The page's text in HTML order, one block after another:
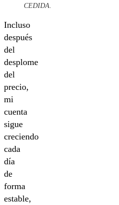
CEDIDA.
Incluso
después
del
desplome
del
precio,
mi
cuenta
sigue
creciendo
cada
día
de
forma
estable,